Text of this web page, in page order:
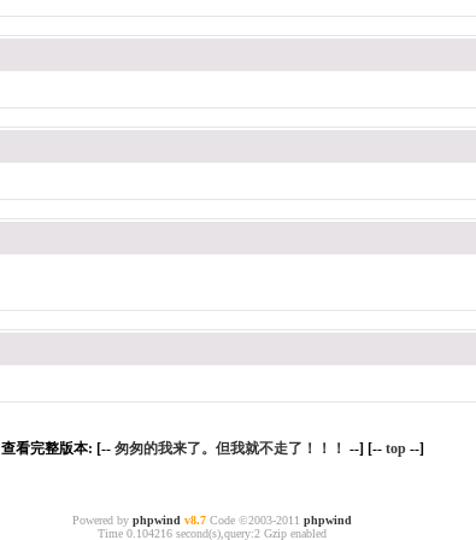
查看完整版本: [-- 匆匆的我来了。但我就不走了！！！ --] [-- top--]
Powered by phpwind v8.7 Code ©2003-2011 phpwind
Time 0.104216 second(s),query:2 Gzip enabled